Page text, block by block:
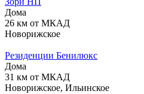
Дома
26 км от МКАД
Новорижское
Резиденции Бенилюкс
Дома
31 км от МКАД
Новорижское, Ильинское